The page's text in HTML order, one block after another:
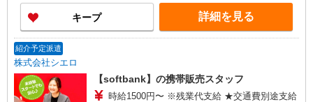
ィブ支給(規定有) ★月2回払い・週払い可能（規程
有）★ ゜・。○。・゜+゜・。○。・゜+゜
キープ 詳細を見る
紹介予定派遣
株式会社シエロ
【softbank】の携帯販売スタッフ
時給1500円〜 ※残業代支給 ★交通費別途支給